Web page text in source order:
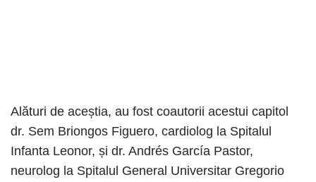
Alături de aceștia, au fost coautorii acestui capitol
dr. Sem Briongos Figuero, cardiolog la Spitalul
Infanta Leonor, și dr. Andrés García Pastor,
neurolog la Spitalul General Universitar Gregorio